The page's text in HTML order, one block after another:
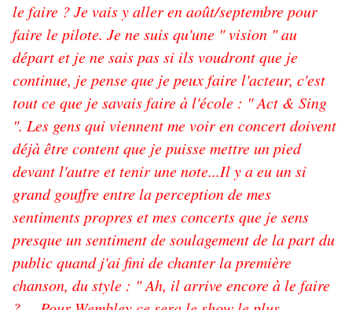
le faire ? Je vais y aller en août/septembre pour
faire le pilote. Je ne suis qu'une " vision " au
départ et je ne sais pas si ils voudront que je
continue, je pense que je peux faire l'acteur, c'est
tout ce que je savais faire à l'école : " Act & Sing
". Les gens qui viennent me voir en concert doivent
déjà être content que je puisse mettre un pied
devant l'autre et tenir une note...Il y a eu un si
grand gouffre entre la perception de mes
sentiments propres et mes concerts que je sens
presque un sentiment de soulagement de la part du
public quand j'ai fini de chanter la première
chanson, du style : " Ah, il arrive encore à le faire